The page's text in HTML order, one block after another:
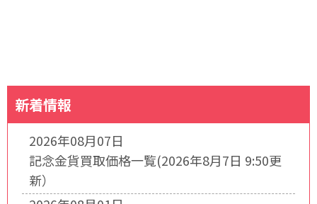
新着情報
2026年08月07日
記念金貨買取価格一覧(2026年8月7日 9:50更
新）